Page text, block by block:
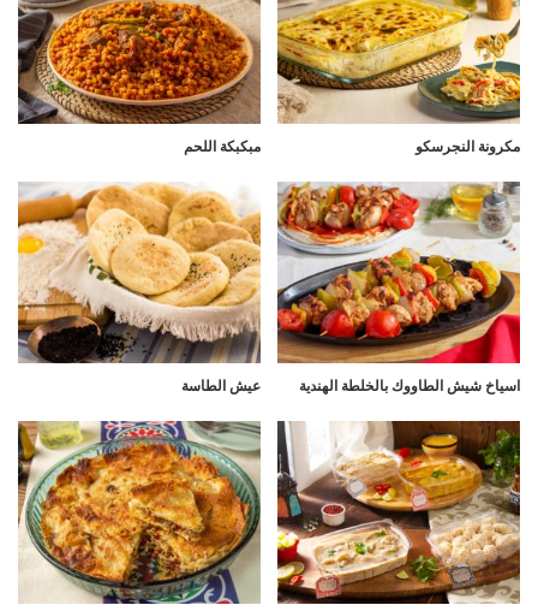
مكرونة النجرسكو مبكبكة اللحم
اسياخ شيش الطاووك بالخلطة الهندية عيش الطاسة